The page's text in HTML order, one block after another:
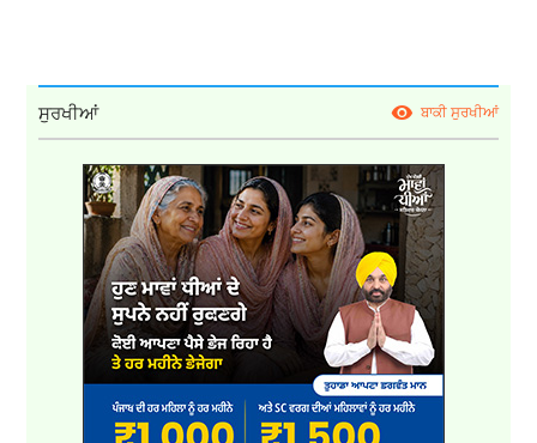
ਸੁਰਖੀਆਂ ਬਾਕੀ ਸੁਰਖੀਆਂ